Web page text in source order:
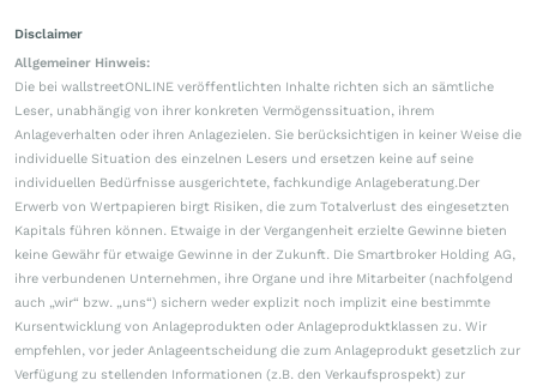
Disclaimer
Allgemeiner Hinweis:
Die bei wallstreetONLINE veröffentlichten Inhalte richten sich an sämtliche
Leser, unabhängig von ihrer konkreten Vermögenssituation, ihrem
Anlageverhalten oder ihren Anlagezielen. Sie berücksichtigen in keiner Weise die
individuelle Situation des einzelnen Lesers und ersetzen keine auf seine
individuellen Bedürfnisse ausgerichtete, fachkundige Anlageberatung.Der
Erwerb von Wertpapieren birgt Risiken, die zum Totalverlust des eingesetzten
Kapitals führen können. Etwaige in der Vergangenheit erzielte Gewinne bieten
keine Gewähr für etwaige Gewinne in der Zukunft. Die Smartbroker Holding AG,
ihre verbundenen Unternehmen, ihre Organe und ihre Mitarbeiter (nachfolgend
auch „wir“ bzw. „uns“) sichern weder explizit noch implizit eine bestimmte
Kursentwicklung von Anlageprodukten oder Anlageproduktklassen zu. Wir
empfehlen, vor jeder Anlageentscheidung die zum Anlageprodukt gesetzlich zur
Verfügung zu stellenden Informationen (z.B. den Verkaufsprospekt) zur